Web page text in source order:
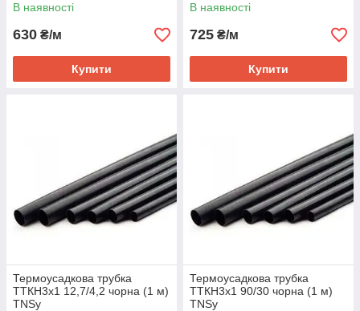
В наявності
630 ₴/м
Купити
В наявності
725 ₴/м
Купити
Термоусадкова трубка
ТТКН3х1 12,7/4,2 чорна (1 м)
TNSy
Термоусадкова трубка
ТТКН3х1 90/30 чорна (1 м)
TNSy